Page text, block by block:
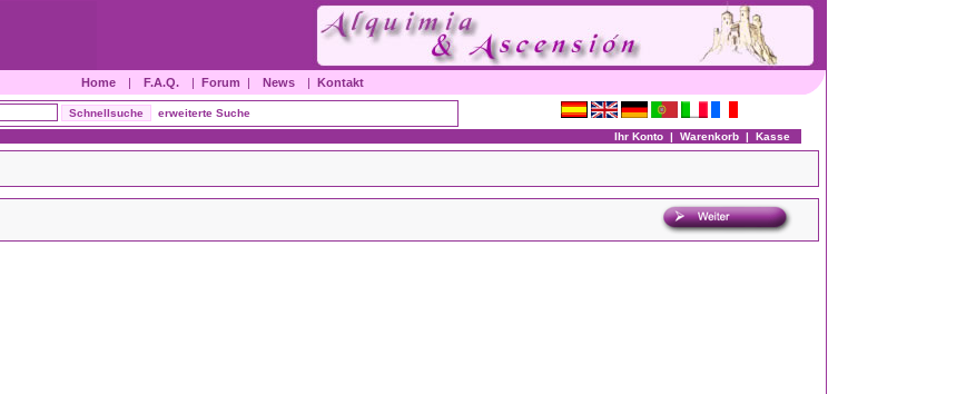
Home | F.A.Q. | Forum | News | Kontakt
erweiterte Suche
Ihr Konto| Warenkorb| Kasse